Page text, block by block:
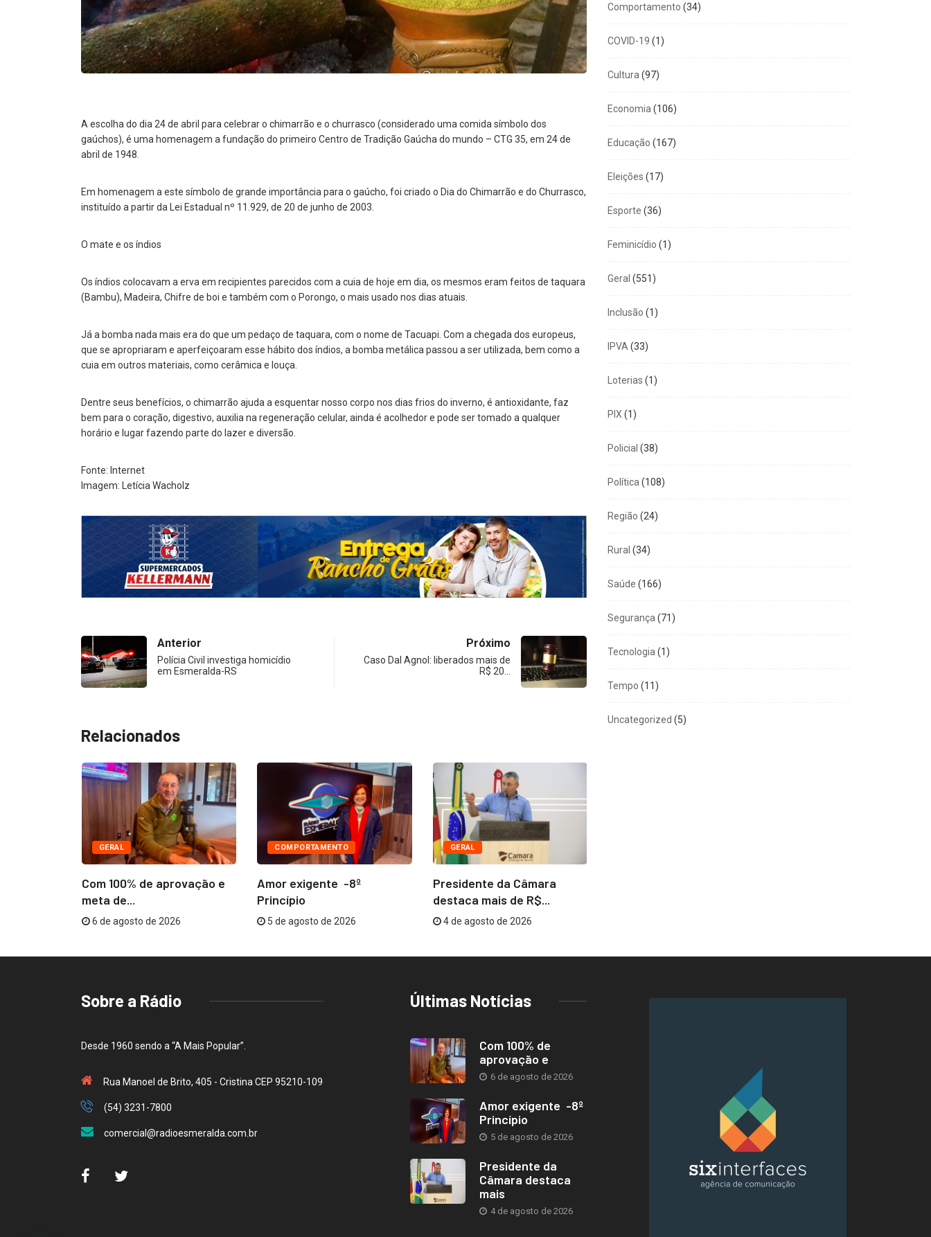
A escolha do dia 24 de abril para celebrar o chimarrão e o churrasco (considerado uma comida símbolo dos
gaúchos), é uma homenagem a fundação do primeiro Centro de Tradição Gaúcha do mundo – CTG 35, em 24 de
abril de 1948.
Em homenagem a este símbolo de grande importância para o gaúcho, foi criado o Dia do Chimarrão e do Churrasco,
instituído a partir da Lei Estadual nº 11.929, de 20 de junho de 2003.
O mate e os índios
Os índios colocavam a erva em recipientes parecidos com a cuia de hoje em dia, os mesmos eram feitos de taquara
(Bambu), Madeira, Chifre de boi e também com o Porongo, o mais usado nos dias atuais.
Já a bomba nada mais era do que um pedaço de taquara, com o nome de Tacuapi. Com a chegada dos europeus,
que se apropriaram e aperfeiçoaram esse hábito dos índios, a bomba metálica passou a ser utilizada, bem como a
cuia em outros materiais, como cerâmica e louça.
Dentre seus benefícios, o chimarrão ajuda a esquentar nosso corpo nos dias frios do inverno, é antioxidante, faz
bem para o coração, digestivo, auxilia na regeneração celular, ainda é acolhedor e pode ser tomado a qualquer
horário e lugar fazendo parte do lazer e diversão.
Fonte: Internet
Imagem: Letícia Wacholz
Anterior
Polícia Civil investiga homicídio
em Esmeralda-RS
Próximo
Caso Dal Agnol: liberados mais de
R$ 20…
Relacionados
GERAL
Com 100% de aprovação e
meta de...
6 de agosto de 2026
COMPORTAMENTO
Amor exigente -8º
Princípio
5 de agosto de 2026
GERAL
Presidente da Câmara
destaca mais de R$...
4 de agosto de 2026
Comportamento (34)
COVID-19 (1)
Cultura (97)
Economia (106)
Educação (167)
Eleições (17)
Esporte (36)
Feminicídio (1)
Geral (551)
Inclusão (1)
IPVA (33)
Loterias (1)
PIX (1)
Policial (38)
Política (108)
Região (24)
Rural (34)
Saúde (166)
Segurança (71)
Tecnologia (1)
Tempo (11)
Uncategorized (5)
Sobre a Rádio
Desde 1960 sendo a “A Mais Popular”.
Rua Manoel de Brito, 405 - Cristina CEP 95210-109
(54) 3231-7800
comercial@radioesmeralda.com.br
Últimas Notícias
Com 100% de
aprovação e
6 de agosto de 2026
Amor exigente -8º
Princípio
5 de agosto de 2026
Presidente da
Câmara destaca
mais
4 de agosto de 2026